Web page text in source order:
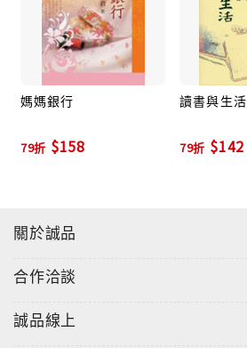
媽媽銀行
79折 $158
讀書與生活
79折 $142
關於誠品
合作洽談
誠品線上